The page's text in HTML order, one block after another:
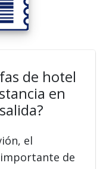
de hotel
en
el
de